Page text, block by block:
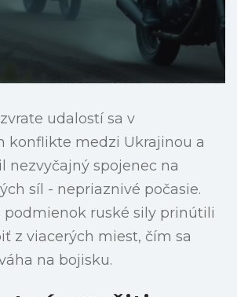
udalostí sa v
konflikte medzi Ukrajinou a
nezvyčajný spojenec na
síl - nepriaznivé počasie.
ruské sily prinútili
z viacerých miest, čím sa
na bojisku.